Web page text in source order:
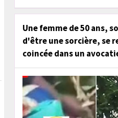
Une femme de 50 ans,
d'être une sorcière, se
coincée dans un